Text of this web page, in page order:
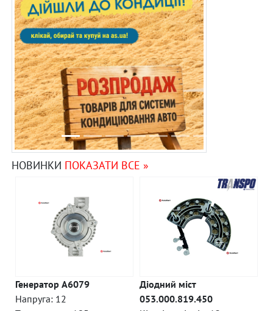
НОВИНКИ ПОКАЗАТИ ВСЕ »
Генератор A6079
Напруга: 12
Діодний міст
053.000.819.450